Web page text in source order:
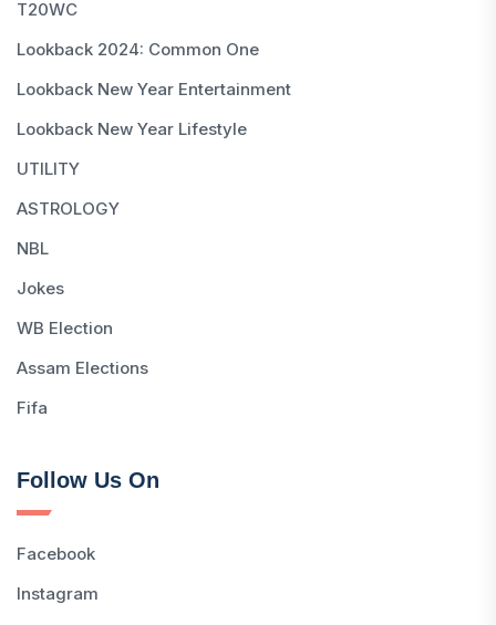
T20WC
Lookback 2024: Common One
Lookback New Year Entertainment
Lookback New Year Lifestyle
UTILITY
ASTROLOGY
NBL
Jokes
WB Election
Assam Elections
Fifa
Follow Us On
Facebook
Instagram